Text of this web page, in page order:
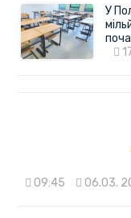
У
09:45 06.03.